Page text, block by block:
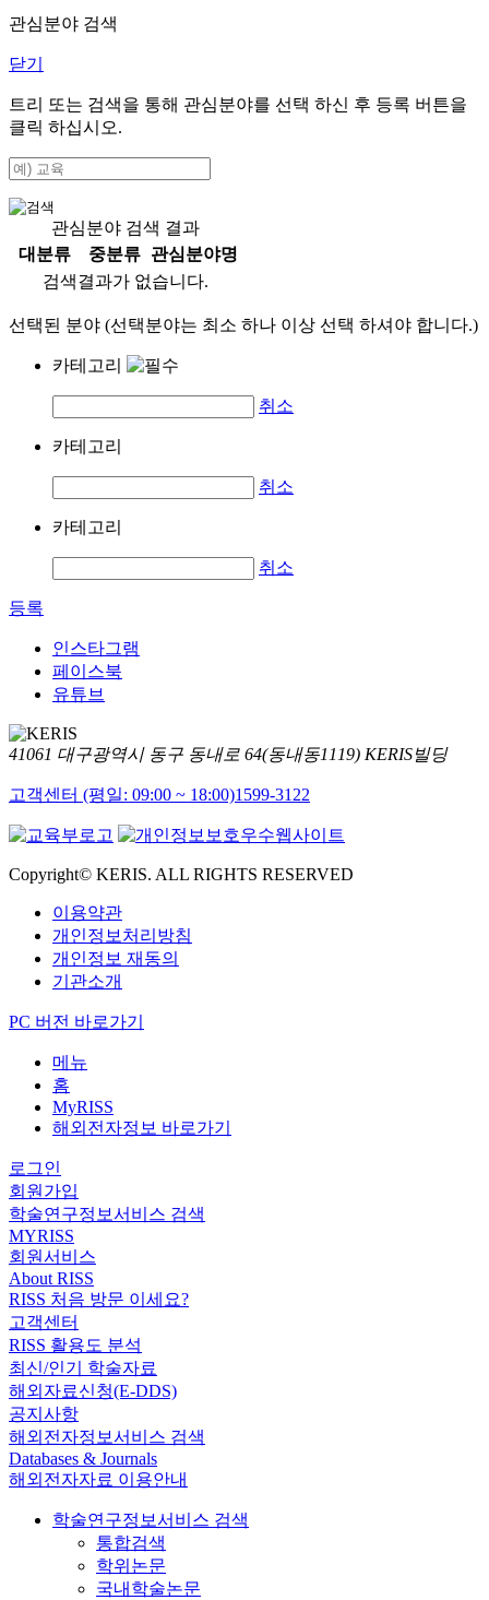
관심분야 검색
닫기
트리 또는 검색을 통해 관심분야를 선택 하신 후 등록 버튼을
클릭 하십시오.
관심분야 검색 결과
대분류
중분류
관심분야명
검색결과가 없습니다.
선택된 분야 (선택분야는 최소 하나 이상 선택 하셔야 합니다.)
카테고리
취소
카테고리
취소
카테고리
취소
등록
인스타그램
페이스북
유튜브
41061 대구광역시 동구 동내로 64(동내동1119) KERIS빌딩
고객센터 (평일: 09:00 ~ 18:00)1599-3122
Copyright© KERIS. ALL RIGHTS RESERVED
이용약관
개인정보처리방침
개인정보 재동의
기관소개
PC 버전 바로가기
메뉴
홈
MyRISS
해외전자정보 바로가기
로그인
회원가입
학술연구정보서비스 검색
MYRISS
회원서비스
About RISS
RISS 처음 방문 이세요?
고객센터
RISS 활용도 분석
최신/인기 학술자료
해외자료신청(E-DDS)
공지사항
해외전자정보서비스 검색
Databases & Journals
해외전자자료 이용안내
학술연구정보서비스 검색
통합검색
학위논문
국내학술논문